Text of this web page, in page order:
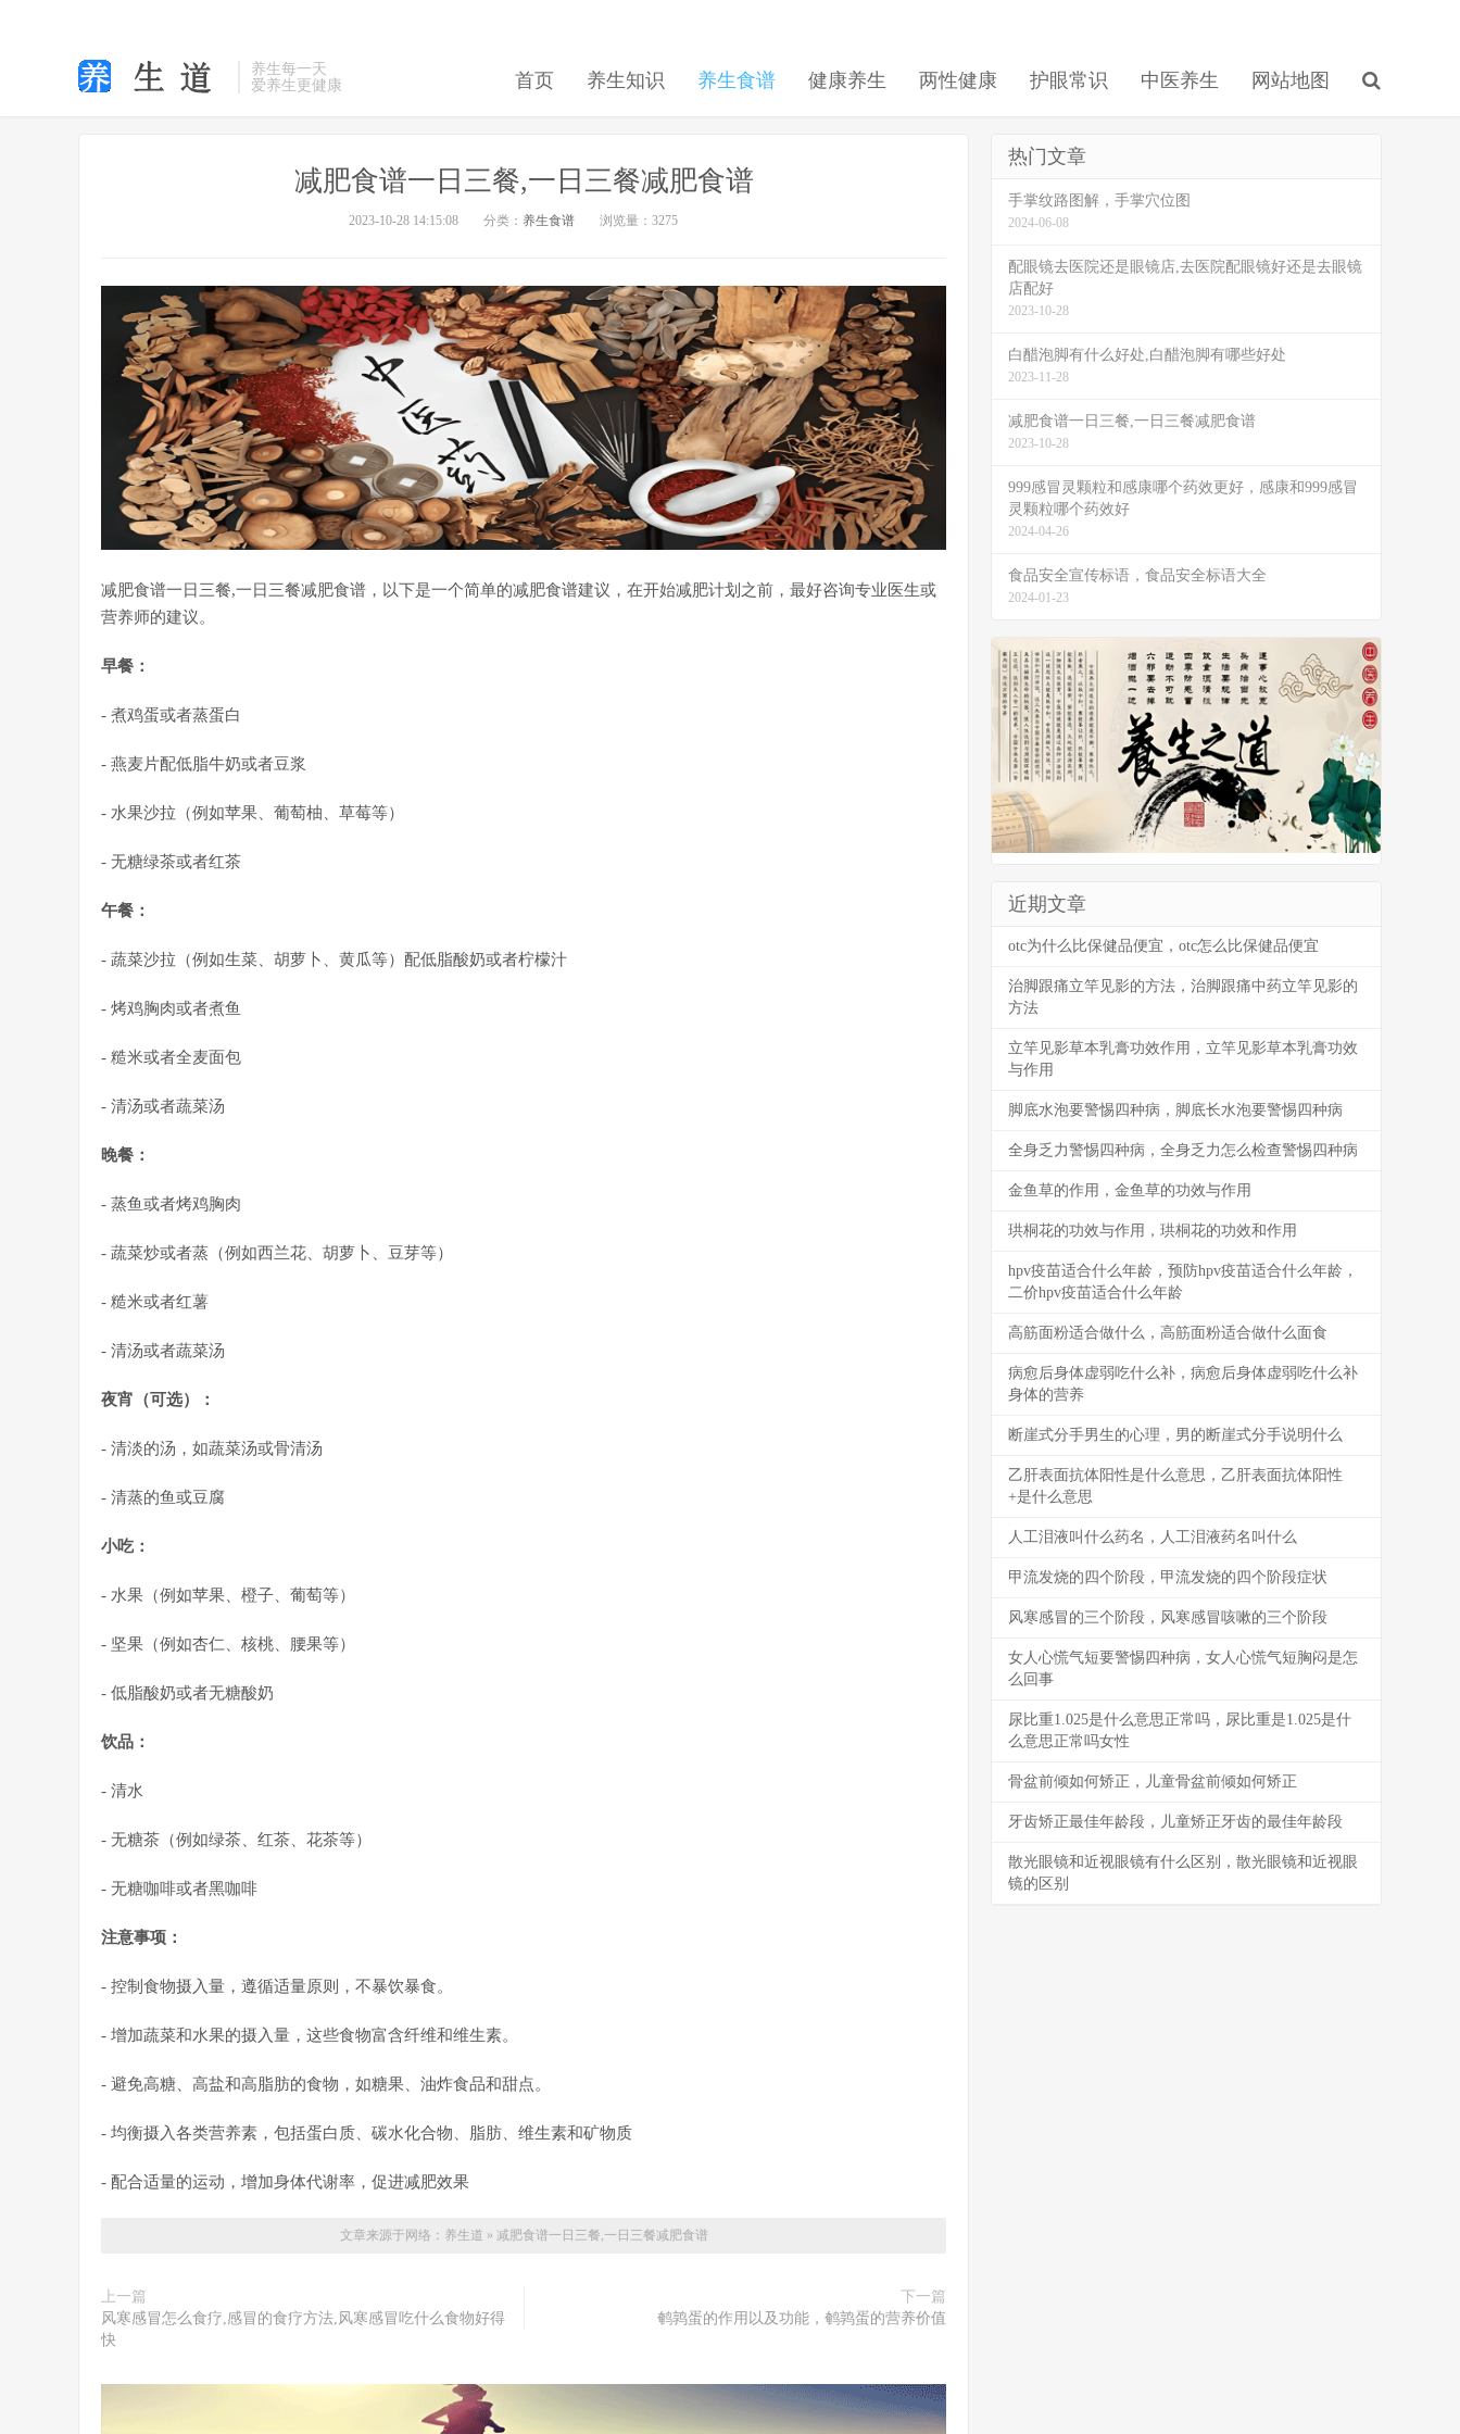
养生每一天
爱养生更健康
首页 养生知识 养生食谱 健康养生 两性健康 护眼常识 中医养生 网站地图
减肥食谱一日三餐,一日三餐减肥食谱
2023-10-28 14:15:08 分类： 养生食谱 浏览量：3275
减肥食谱一日三餐,一日三餐减肥食谱，以下是一个简单的减肥食谱建议，在开始减肥计划之前，最好咨询专业医生或
营养师的建议。
早餐：
- 煮鸡蛋或者蒸蛋白
- 燕麦片配低脂牛奶或者豆浆
- 水果沙拉（例如苹果、葡萄柚、草莓等）
- 无糖绿茶或者红茶
午餐：
- 蔬菜沙拉（例如生菜、胡萝卜、黄瓜等）配低脂酸奶或者柠檬汁
- 烤鸡胸肉或者煮鱼
- 糙米或者全麦面包
- 清汤或者蔬菜汤
晚餐：
- 蒸鱼或者烤鸡胸肉
- 蔬菜炒或者蒸（例如西兰花、胡萝卜、豆芽等）
- 糙米或者红薯
- 清汤或者蔬菜汤
夜宵（可选）：
- 清淡的汤，如蔬菜汤或骨清汤
- 清蒸的鱼或豆腐
小吃：
- 水果（例如苹果、橙子、葡萄等）
- 坚果（例如杏仁、核桃、腰果等）
- 低脂酸奶或者无糖酸奶
饮品：
- 清水
- 无糖茶（例如绿茶、红茶、花茶等）
- 无糖咖啡或者黑咖啡
注意事项：
- 控制食物摄入量，遵循适量原则，不暴饮暴食。
- 增加蔬菜和水果的摄入量，这些食物富含纤维和维生素。
- 避免高糖、高盐和高脂肪的食物，如糖果、油炸食品和甜点。
- 均衡摄入各类营养素，包括蛋白质、碳水化合物、脂肪、维生素和矿物质
- 配合适量的运动，增加身体代谢率，促进减肥效果
文章来源于网络： 养生道 » 减肥食谱一日三餐,一日三餐减肥食谱
上一篇
风寒感冒怎么食疗,感冒的食疗方法,风寒感冒吃什么食物好得
快
下一篇
鹌鹑蛋的作用以及功能，鹌鹑蛋的营养价值
热门文章
手掌纹路图解，手掌穴位图
2024-06-08
配眼镜去医院还是眼镜店,去医院配眼镜好还是去眼镜
店配好
2023-10-28
白醋泡脚有什么好处,白醋泡脚有哪些好处
2023-11-28
减肥食谱一日三餐,一日三餐减肥食谱
2023-10-28
999感冒灵颗粒和感康哪个药效更好，感康和999感冒
灵颗粒哪个药效好
2024-04-26
食品安全宣传标语，食品安全标语大全
2024-01-23
近期文章
otc为什么比保健品便宜，otc怎么比保健品便宜
治脚跟痛立竿见影的方法，治脚跟痛中药立竿见影的
方法
立竿见影草本乳膏功效作用，立竿见影草本乳膏功效
与作用
脚底水泡要警惕四种病，脚底长水泡要警惕四种病
全身乏力警惕四种病，全身乏力怎么检查警惕四种病
金鱼草的作用，金鱼草的功效与作用
珙桐花的功效与作用，珙桐花的功效和作用
hpv疫苗适合什么年龄，预防hpv疫苗适合什么年龄，
二价hpv疫苗适合什么年龄
高筋面粉适合做什么，高筋面粉适合做什么面食
病愈后身体虚弱吃什么补，病愈后身体虚弱吃什么补
身体的营养
断崖式分手男生的心理，男的断崖式分手说明什么
乙肝表面抗体阳性是什么意思，乙肝表面抗体阳性
+是什么意思
人工泪液叫什么药名，人工泪液药名叫什么
甲流发烧的四个阶段，甲流发烧的四个阶段症状
风寒感冒的三个阶段，风寒感冒咳嗽的三个阶段
女人心慌气短要警惕四种病，女人心慌气短胸闷是怎
么回事
尿比重1.025是什么意思正常吗，尿比重是1.025是什
么意思正常吗女性
骨盆前倾如何矫正，儿童骨盆前倾如何矫正
牙齿矫正最佳年龄段，儿童矫正牙齿的最佳年龄段
散光眼镜和近视眼镜有什么区别，散光眼镜和近视眼
镜的区别